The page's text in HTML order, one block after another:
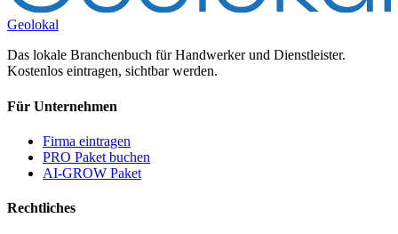
Geolokal
Das lokale Branchenbuch für Handwerker und Dienstleister.
Kostenlos eintragen, sichtbar werden.
Für Unternehmen
Firma eintragen
PRO Paket buchen
AI-GROW Paket
Rechtliches